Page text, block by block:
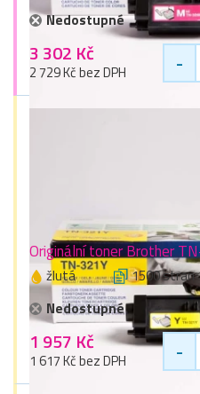
Nedostupné
3 302 Kč
2 729 Kč bez DPH -
Originální toner Brother
žlutá 1500 stran
Nedostupné
1 957 Kč
1 617 Kč bez DPH -